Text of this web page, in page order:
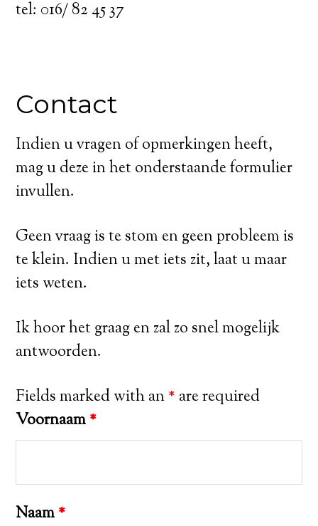
tel: 016/ 82 45 37
Contact
Indien u vragen of opmerkingen heeft,
mag u deze in het onderstaande formulier
invullen.
Geen vraag is te stom en geen probleem is
te klein. Indien u met iets zit, laat u maar
iets weten.
Ik hoor het graag en zal zo snel mogelijk
antwoorden.
Fields marked with an* are required
Voornaam*
Naam*